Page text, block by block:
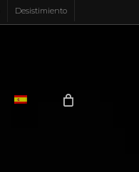
Desistimiento